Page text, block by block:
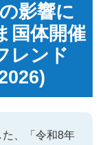
影響に
国体開催
レンド
、「令和8年